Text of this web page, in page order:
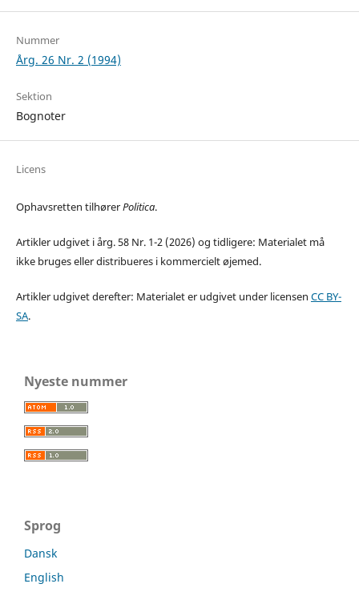
Nummer
Årg. 26 Nr. 2 (1994)
Sektion
Bognoter
Licens
Ophavsretten tilhørerPolitica.
Artikler udgivet i årg. 58 Nr. 1-2 (2026) og tidligere: Materialet må
ikke bruges eller distribueres i kommercielt øjemed.
Artikler udgivet derefter: Materialet er udgivet under licensen CC BY-
SA.
Nyeste nummer
Sprog
Dansk
English